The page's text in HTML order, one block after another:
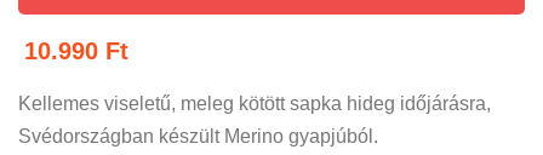
10.990 Ft
Kellemes viseletű, meleg kötött sapka hideg időjárásra,
Svédországban készült Merino gyapjúból.